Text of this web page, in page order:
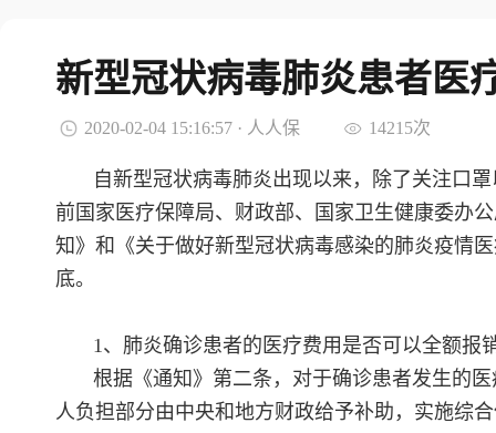
新型冠状病毒肺炎患者医
2020-02-04 15:16:57 · 人人保 14215次
自新型冠状病毒肺炎出现以来，除了关注口
前国家医疗保障局、财政部、国家卫生健康委办
知》和《关于做好新型冠状病毒感染的肺炎疫情
底。
1、肺炎确诊患者的医疗费用是否可以全额报
根据《通知》第二条，对于确诊患者发生的
人负担部分由中央和地方财政给予补助，实施综